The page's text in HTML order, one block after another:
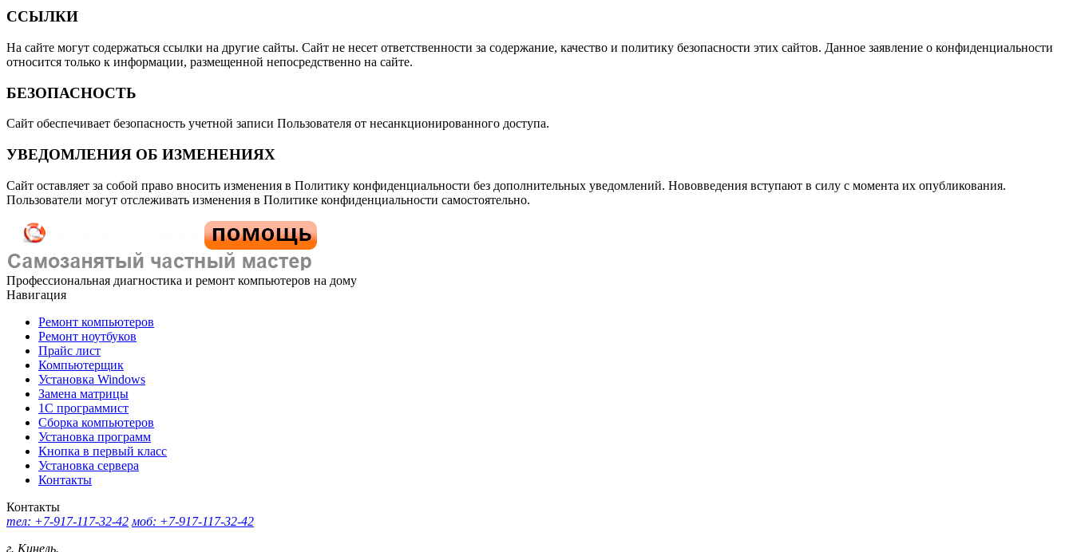
ССЫЛКИ
На сайте могут содержаться ссылки на другие сайты. Сайт не несет ответственности за содержание, качество и политику безопасности этих сайтов. Данное заявление о конфиденциальности
относится только к информации, размещенной непосредственно на сайте.
БЕЗОПАСНОСТЬ
Сайт обеспечивает безопасность учетной записи Пользователя от несанкционированного доступа.
УВЕДОМЛЕНИЯ ОБ ИЗМЕНЕНИЯХ
Сайт оставляет за собой право вносить изменения в Политику конфиденциальности без дополнительных уведомлений. Нововведения вступают в силу с момента их опубликования.
Пользователи могут отслеживать изменения в Политике конфиденциальности самостоятельно.
Профессиональная диагностика и ремонт компьютеров на дому
Навигация
Ремонт компьютеров
Ремонт ноутбуков
Прайс лист
Компьютерщик
Установка Windows
Замена матрицы
1C программист
Сборка компьютеров
Установка программ
Кнопка в первый класс
Установка сервера
Контакты
Контакты
тел: +7-917-117-32-42 моб: +7-917-117-32-42
г. Кинель.